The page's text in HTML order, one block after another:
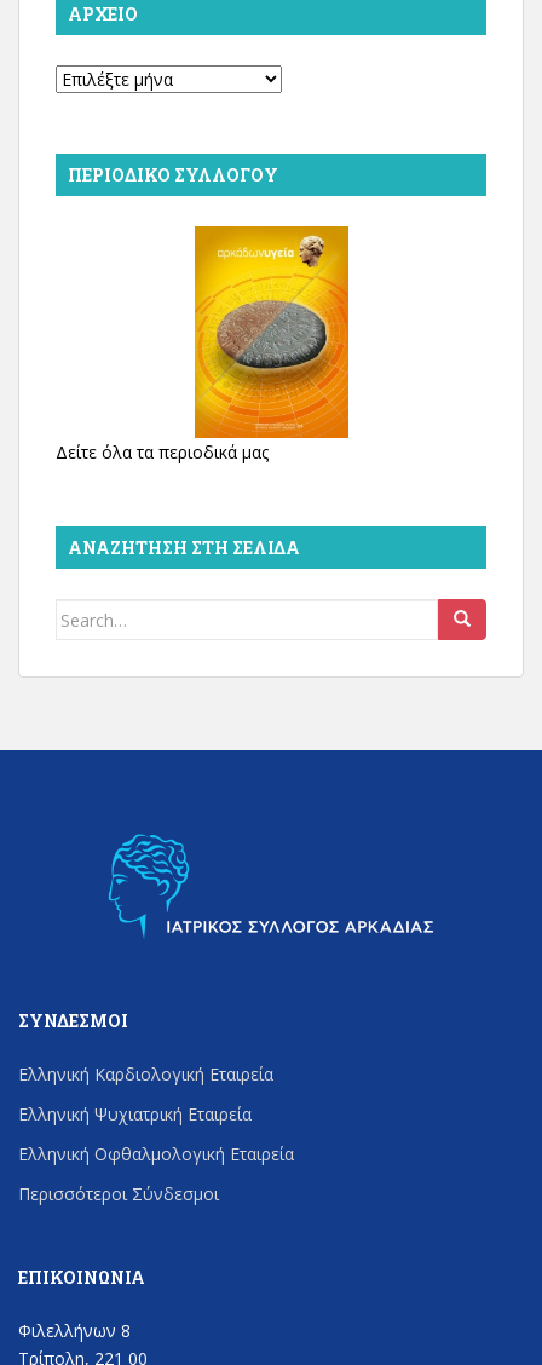
ΑΡΧΕΊΟ
Αρχείο
ΠΕΡΙΟΔΙΚΌ ΣΥΛΛΌΓΟΥ
Δείτε όλα τα περιοδικά μας
ΑΝΑΖΉΤΗΣΗ ΣΤΗ ΣΕΛΊΔΑ
Search
ΣΎΝΔΕΣΜΟΙ
Ελληνική Καρδιολογική Εταιρεία
Ελληνική Ψυχιατρική Εταιρεία
Ελληνική Οφθαλμολογική Εταιρεία
Περισσότεροι Σύνδεσμοι
ΕΠΙΚΟΙΝΩΝΊΑ
Φιλελλήνων 8
Τρίπολη, 221 00